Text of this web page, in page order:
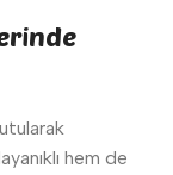
hem de